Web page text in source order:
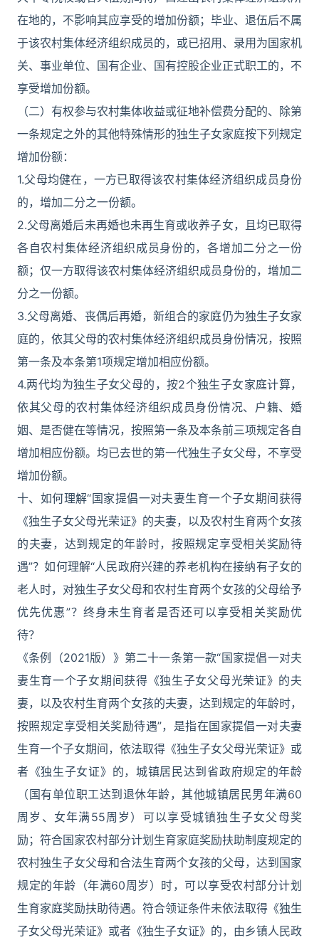
在地的，不影响其应享受的增加份额；毕业、退伍后不属
于该农村集体经济组织成员的，或已招用、录用为国家机
关、事业单位、国有企业、国有控股企业正式职工的，不
享受增加份额。
（二）有权参与农村集体收益或征地补偿费分配的、除第
一条规定之外的其他特殊情形的独生子女家庭按下列规定
增加份额：
1.父母均健在，一方已取得该农村集体经济组织成员身份
的，增加二分之一份额。
2.父母离婚后未再婚也未再生育或收养子女，且均已取得
各自农村集体经济组织成员身份的，各增加二分之一份
额；仅一方取得该农村集体经济组织成员身份的，增加二
分之一份额。
3.父母离婚、丧偶后再婚，新组合的家庭仍为独生子女家
庭的，依其父母的农村集体经济组织成员身份情况，按照
第一条及本条第1项规定增加相应份额。
4.两代均为独生子女父母的，按2个独生子女家庭计算，
依其父母的农村集体经济组织成员身份情况、户籍、婚
姻、是否健在等情况，按照第一条及本条前三项规定各自
增加相应份额。均已去世的第一代独生子女父母，不享受
增加份额。
十、如何理解“国家提倡一对夫妻生育一个子女期间获得
《独生子女父母光荣证》的夫妻，以及农村生育两个女孩
的夫妻，达到规定的年龄时，按照规定享受相关奖励待
遇”？如何理解“人民政府兴建的养老机构在接纳有子女的
老人时，对独生子女父母和农村生育两个女孩的父母给予
优先优惠”？终身未生育者是否还可以享受相关奖励优
待？
《条例（2021版）》第二十一条第一款“国家提倡一对夫
妻生育一个子女期间获得《独生子女父母光荣证》的夫
妻，以及农村生育两个女孩的夫妻，达到规定的年龄时，
按照规定享受相关奖励待遇”，是指在国家提倡一对夫妻
生育一个子女期间，依法取得《独生子女父母光荣证》或
者《独生子女证》的，城镇居民达到省政府规定的年龄
（国有单位职工达到退休年龄，其他城镇居民男年满60
周岁、女年满55周岁）可以享受城镇独生子女父母奖
励；符合国家农村部分计划生育家庭奖励扶助制度规定的
农村独生子女父母和合法生育两个女孩的父母，达到国家
规定的年龄（年满60周岁）时，可以享受农村部分计划
生育家庭奖励扶助待遇。符合领证条件未依法取得《独生
子女父母光荣证》或者《独生子女证》的，由乡镇人民政